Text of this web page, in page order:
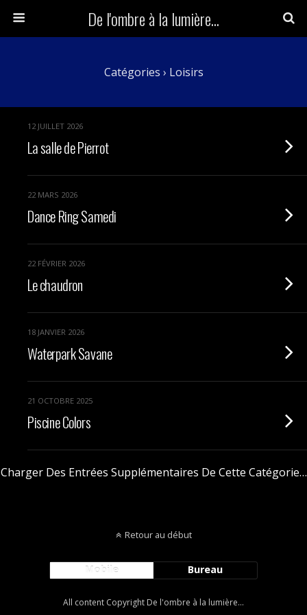
De l'ombre à la lumière...
Catégories › Loisirs
12 JUILLET 2026
La salle de Pierrot
22 MARS 2026
Dance Ring Samedi
22 FÉVRIER 2026
Le chaudron
18 JANVIER 2026
Waterpark Savane
21 OCTOBRE 2025
Piscine Colors
Charger Des Entrées Supplémentaires De Cette Catégorie…
Retour au début
Mobile Bureau
All content Copyright De l'ombre à la lumière...